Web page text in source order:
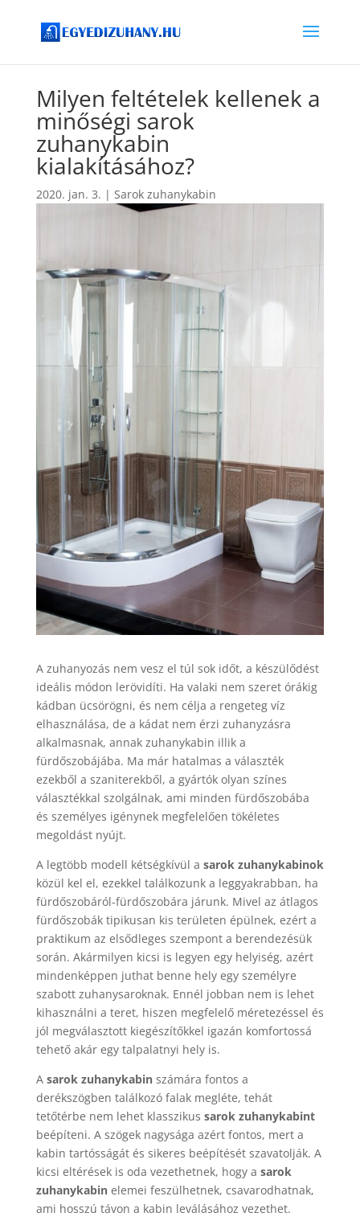
Milyen feltételek kellenek a
minőségi sarok
zuhanykabin
kialakításához?
2020. jan. 3. | Sarok zuhanykabin
A zuhanyozás nem vesz el túl sok időt, a készülődést
ideális módon lerövidíti. Ha valaki nem szeret órákig
kádban ücsörögni, és nem célja a rengeteg víz
elhasználása, de a kádat nem érzi zuhanyzásra
alkalmasnak, annak zuhanykabin illik a
fürdőszobájába. Ma már hatalmas a választék
ezekből a szaniterekből, a gyártók olyan színes
választékkal szolgálnak, ami minden fürdőszobába
és személyes igénynek megfelelően tökéletes
megoldást nyújt.
A legtöbb modell kétségkívül a sarok zuhanykabinok
közül kel el, ezekkel találkozunk a leggyakrabban, ha
fürdőszobáról-fürdőszobára járunk. Mivel az átlagos
fürdőszobák tipikusan kis területen épülnek, ezért a
praktikum az elsődleges szempont a berendezésük
során. Akármilyen kicsi is legyen egy helyiség, azért
mindenképpen juthat benne hely egy személyre
szabott zuhanysaroknak. Ennél jobban nem is lehet
kihasználni a teret, hiszen megfelelő méretezéssel és
jól megválasztott kiegészítőkkel igazán komfortossá
tehető akár egy talpalatnyi hely is.
Asarok zuhanykabin számára fontos a
derékszögben találkozó falak megléte, tehát
tetőtérbe nem lehet klasszikus sarok zuhanykabint
beépíteni. A szögek nagysága azért fontos, mert a
kabin tartósságát és sikeres beépítését szavatolják. A
kicsi eltérések is oda vezethetnek, hogy a sarok
zuhanykabinelemei feszülhetnek, csavarodhatnak,
ami hosszú távon a kabin leválásához vezethet.